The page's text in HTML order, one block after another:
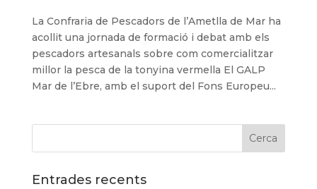
La Confraria de Pescadors de l’Ametlla de Mar ha
acollit una jornada de formació i debat amb els
pescadors artesanals sobre com comercialitzar
millor la pesca de la tonyina vermella El GALP
Mar de l’Ebre, amb el suport del Fons Europeu...
Entrades recents